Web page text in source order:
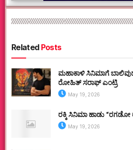
RelatedPosts
ಮಹಾಕಾಳಿ ಸಿನಿಮಾಗೆ
ರೋಹಿತ್ ಸರಾಫ್ ಎಂಟ್ರಿ
May 19, 2026
ರಕ್ಕಿ ಸಿನಿಮಾ ಹಾಡು “ರಗಡೋ
May 19, 2026